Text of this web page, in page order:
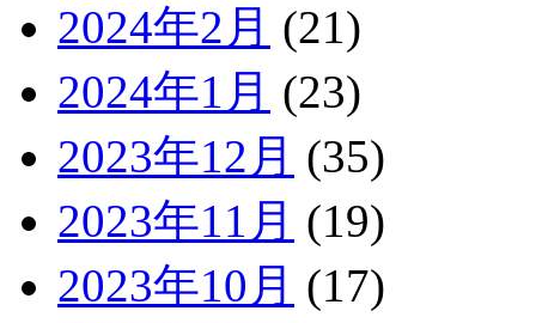
2024年2月 (21)
2024年1月 (23)
2023年12月 (35)
2023年11月 (19)
2023年10月 (17)